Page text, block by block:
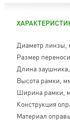
Диаметр линзы,
Размер
Длина
Высота рамки,
Ширина рамки,
Конструкция
Материал